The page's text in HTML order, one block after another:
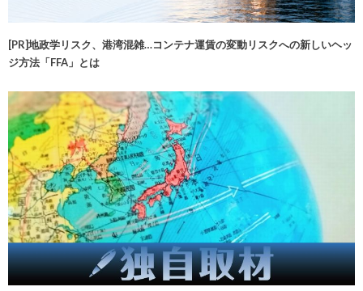
[PR]地政学リスク、港湾混雑…コンテナ運賃の変動リスクへの新しいヘッ
ジ方法「FFA」とは